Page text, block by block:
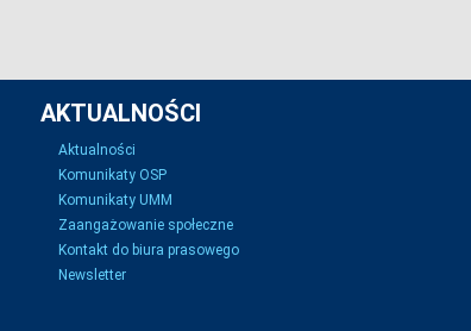
AKTUALNOŚCI
Aktualności
Komunikaty OSP
Komunikaty UMM
Zaangażowanie społeczne
Kontakt do biura prasowego
Newsletter